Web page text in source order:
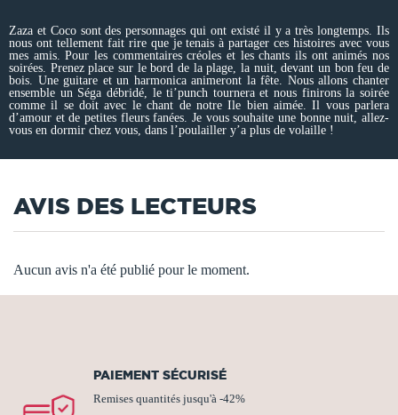
Zaza et Coco sont des personnages qui ont existé il y a très longtemps. Ils
nous ont tellement fait rire que je tenais à partager ces histoires avec vous
mes amis. Pour les commentaires créoles et les chants ils ont animés nos
soirées. Prenez place sur le bord de la plage, la nuit, devant un bon feu de
bois. Une guitare et un harmonica animeront la fête. Nous allons chanter
ensemble un Séga débridé, le ti’punch tournera et nous finirons la soirée
comme il se doit avec le chant de notre Ile bien aimée. Il vous parlera
d’amour et de petites fleurs fanées. Je vous souhaite une bonne nuit, allez-
vous en dormir chez vous, dans l’poulailler y’a plus de volaille !
AVIS DES LECTEURS
Aucun avis n'a été publié pour le moment.
PAIEMENT SÉCURISÉ
Remises quantités jusqu'à -42%